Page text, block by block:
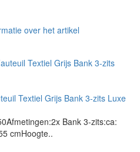
over het artikel
Textiel Grijs Bank 3-zits Luxe
Bank 3-zits:ca:
cmHoogte..